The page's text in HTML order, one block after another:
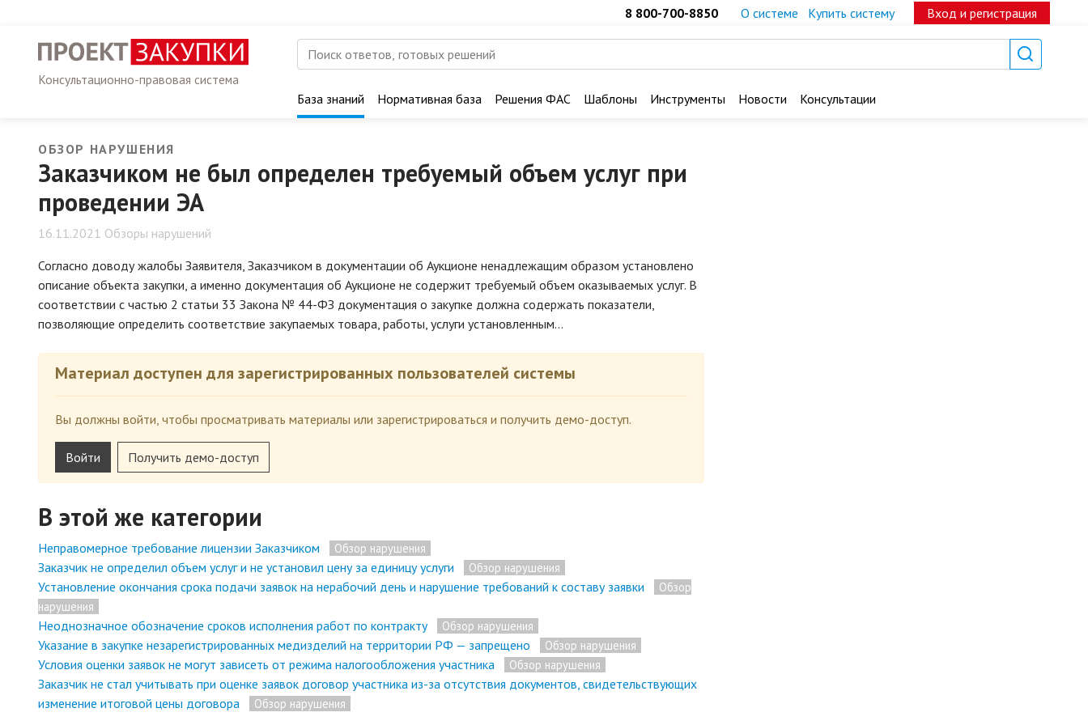
8 800-700-8850 О системе Купить систему Вход и регистрация
Консультационно-правовая система
База знаний
Нормативная база Решения ФАС Шаблоны Инструменты Новости Консультации
ОБЗОР НАРУШЕНИЯ
Заказчиком не был определен требуемый объем услуг при
проведении ЭА
16.11.2021 Обзоры нарушений
Согласно доводу жалобы Заявителя, Заказчиком в документации об Аукционе ненадлежащим образом установлено
описание объекта закупки, а именно документация об Аукционе не содержит требуемый объем оказываемых услуг. В
соответствии с частью 2 статьи 33 Закона № 44-ФЗ документация о закупке должна содержать показатели,
позволяющие определить соответствие закупаемых товара, работы, услуги установленным…
Материал доступен для зарегистрированных пользователей системы
Вы должны войти, чтобы просматривать материалы или зарегистрироваться и получить демо-доступ.
Войти Получить демо-доступ
В этой же категории
Неправомерное требование лицензии Заказчиком Обзор нарушения
Заказчик не определил объем услуг и не установил цену за единицу услуги Обзор нарушения
Установление окончания срока подачи заявок на нерабочий день и нарушение требований к составу заявки
Обзор
нарушения
Неоднозначное обозначение сроков исполнения работ по контракту Обзор нарушения
Указание в закупке незарегистрированных медизделий на территории РФ — запрещено Обзор нарушения
Условия оценки заявок не могут зависеть от режима налогообложения участника Обзор нарушения
Заказчик не стал учитывать при оценке заявок договор участника из-за отсутствия документов, свидетельствующих
изменение итоговой цены договора
Обзор нарушения